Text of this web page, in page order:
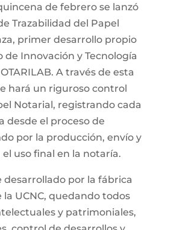
de febrero se lanzó
Trazabilidad del Papel
primer desarrollo propio
de Innovación y Tecnología
A través de esta
hará un riguroso control
Notarial, registrando cada
desde el proceso de
por la producción, envío y
uso final en la notaría.
desarrollado por la fábrica
UCNC, quedando todos
y patrimoniales,